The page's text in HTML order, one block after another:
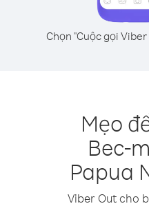
Chọn "Cuộc gọi
Mẹo
Bec-
Papua
Viber Out cho